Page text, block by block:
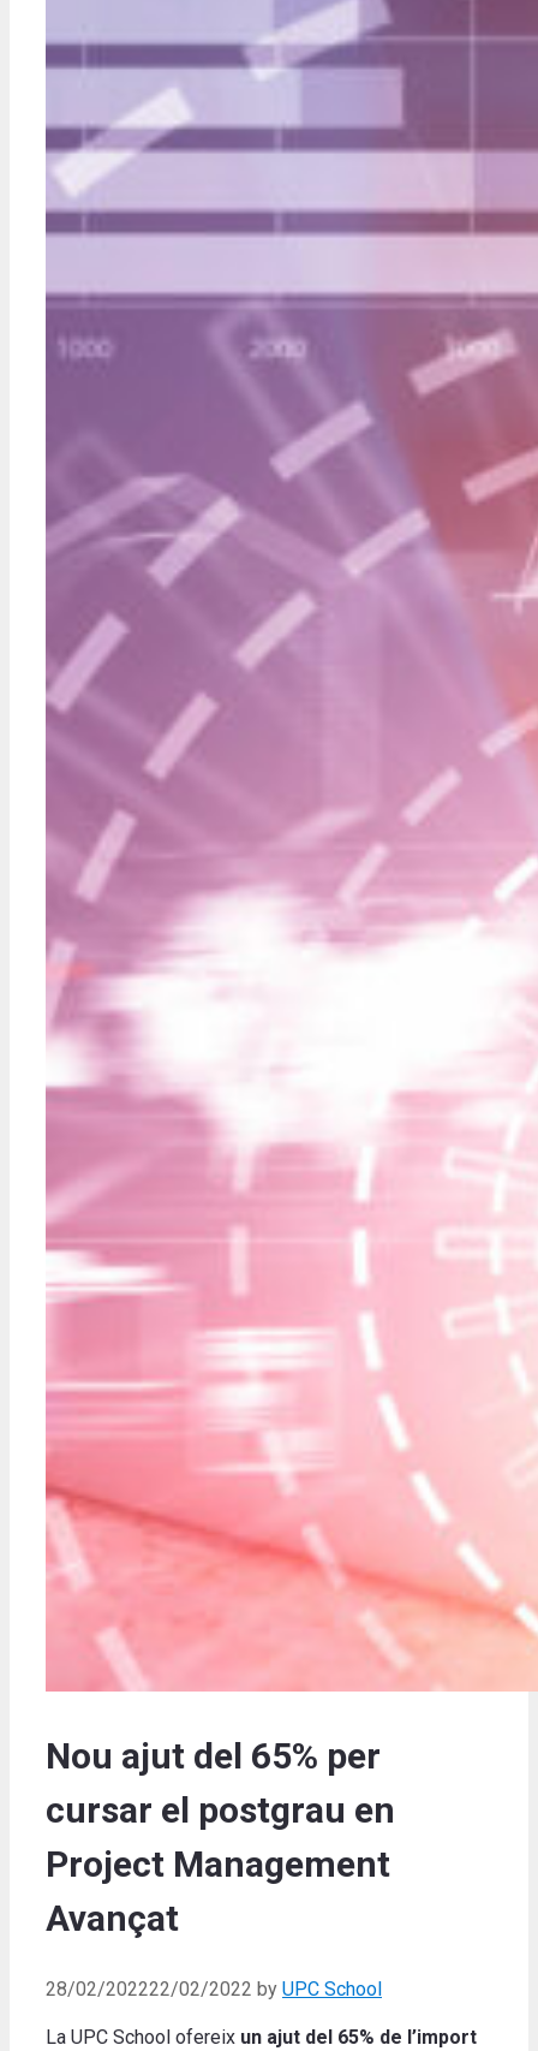
Nou ajut del 65% per
cursar el postgrau en
Project Management
Avançat
28/02/202222/02/2022 by UPC School
La UPC School ofereix un ajut del 65% de l’import